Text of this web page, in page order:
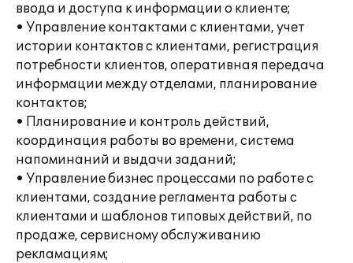
ввода и доступа к информации о клиенте;
• Управление контактами с клиентами, учет
истории контактов с клиентами, регистрация
потребности клиентов, оперативная передача
информации между отделами, планирование
контактов;
• Планирование и контроль действий,
координация работы во времени, система
напоминаний и выдачи заданий;
• Управление бизнес процессами по работе с
клиентами, создание регламента работы с
клиентами и шаблонов типовых действий, по
продаже, сервисному обслуживанию
рекламациям;